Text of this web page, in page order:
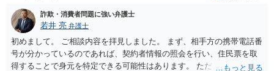
隣り合わせになることは避けたいという心理が働くことも無理からぬ
ところです。一方、チケットがエリア指定のアリーナ席であれば隣り
合わせにならずに済むかもしれませんし、そのチケットが入手困難で
あったり特別席であったりすれば、判断は変わってくるかもしれませ
ん。当該チケットがチケット転売防止法に規定する特定興行入場券に
詐欺・消費者問題に強い弁護士
若井 亮 弁護士
初めまして。 ご相談内容を拝見しました。 まず、相手方の携帯電話番
号が分かっているのであれば、契約者情報の照会を行い、住民票を取
得することで身元を特定できる可能性はあります。 ただ、他人名義の